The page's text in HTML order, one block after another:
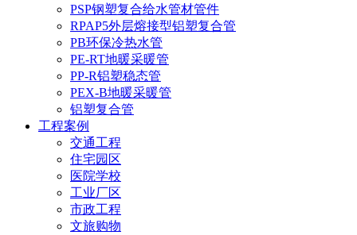
PSP钢塑复合给水管材管件
RPAP5外层熔接型铝塑复合管
PB环保冷热水管
PE-RT地暖采暖管
PP-R铝塑稳态管
PEX-B地暖采暖管
铝塑复合管
工程案例
交通工程
住宅园区
医院学校
工业厂区
市政工程
文旅购物